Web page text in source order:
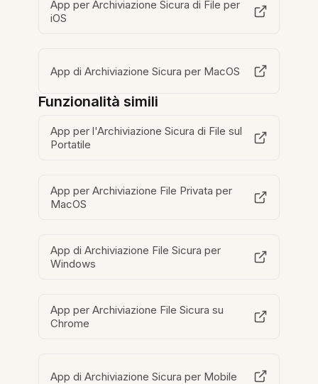
App per Archiviazione Sicura di File per
iOS
App di Archiviazione Sicura per MacOS
Funzionalità simili
App per l'Archiviazione Sicura di File sul
Portatile
App per Archiviazione File Privata per
MacOS
App di Archiviazione File Sicura per
Windows
App per Archiviazione File Sicura su
Chrome
App di Archiviazione Sicura per Mobile